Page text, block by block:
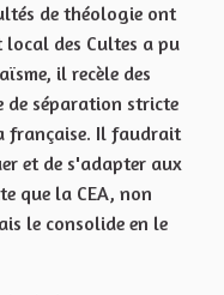
de théologie ont
local des Cultes a pu
il recèle des
de séparation stricte
française. Il faudrait
et de s'adapter aux
que la CEA, non
le consolide en le